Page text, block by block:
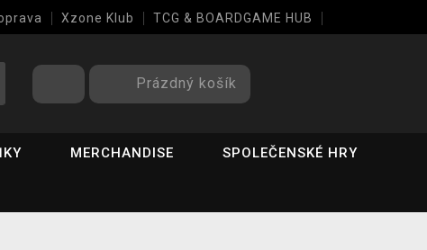
Xzone Klub TCG & BOARDGAME HUB
Prázdný košík
MERCHANDISE SPOLEČENSKÉ HRY